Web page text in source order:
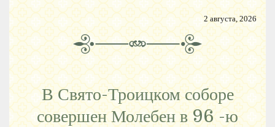
2 августа, 2026
В Свято-Троицком соборе
совершен Молебен в 96 -ю